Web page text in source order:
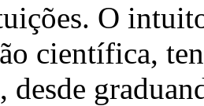
O
científica,
desde